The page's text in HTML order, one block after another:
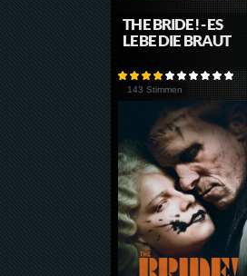
THE BRIDE! - ES
LEBE DIE BRAUT
143 Stimmen